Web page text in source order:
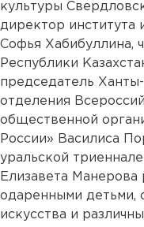
культуры
директор института
Софья Хабибуллина,
Республики
председатель
отделения
общественной
России» Василиса
уральской
Елизавета
одаренными детьми,
искусства и